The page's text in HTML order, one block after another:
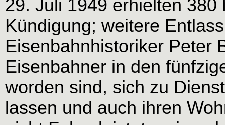
29. Juli 1949 erhielten
Kündigung; weitere
Eisenbahnhistoriker Peter
Eisenbahner in den
worden sind, sich zu
lassen und auch ihren